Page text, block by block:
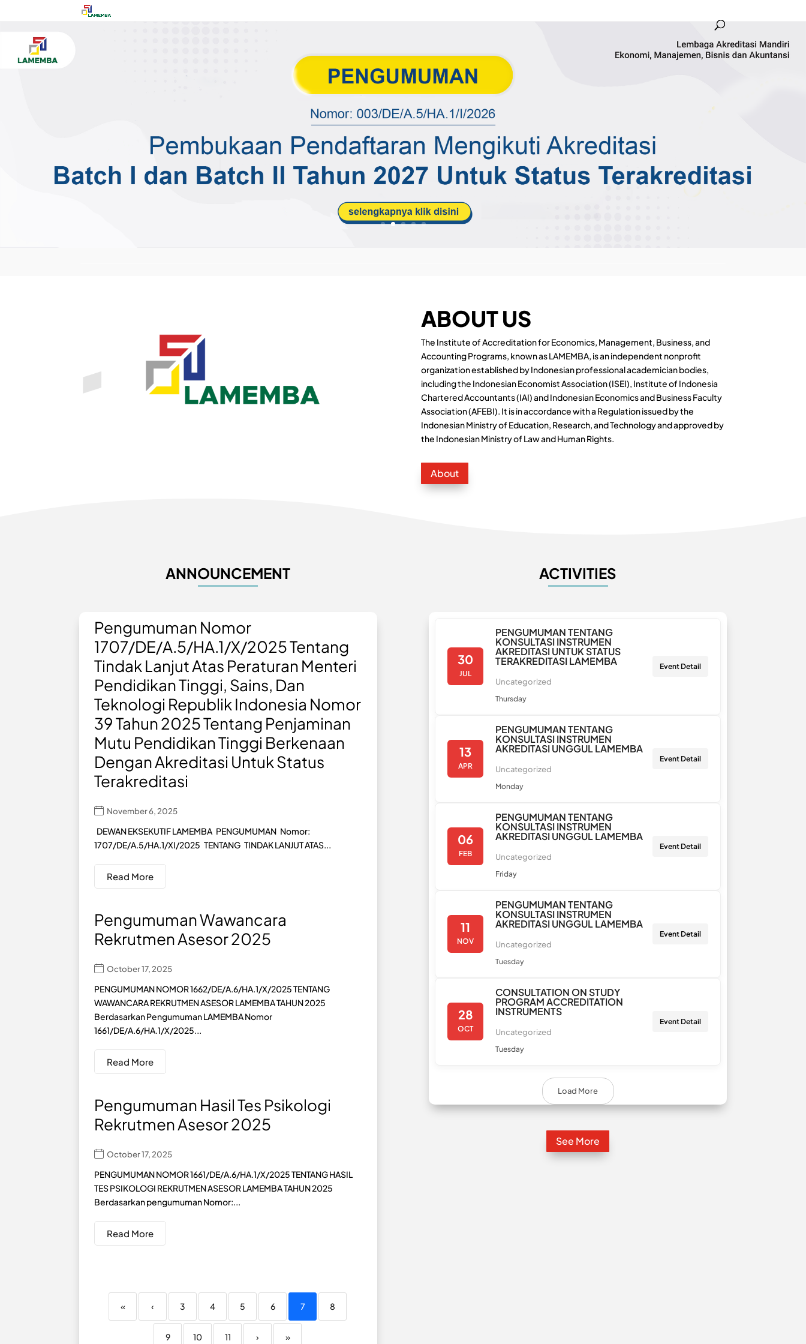
ABOUT US
The Institute of Accreditation for Economics, Management, Business, and
Accounting Programs, known as LAMEMBA, is an independent nonprofit
organization established by Indonesian professional academician bodies,
including the Indonesian Economist Association (ISEI), Institute of Indonesia
Chartered Accountants (IAI) and Indonesian Economics and Business Faculty
Association (AFEBI). It is in accordance with a Regulation issued by the
Indonesian Ministry of Education, Research, and Technology and approved by
the Indonesian Ministry of Law and Human Rights.
About
ANNOUNCEMENT
Pengumuman Nomor
1707/DE/A.5/HA.1/X/2025 Tentang
Tindak Lanjut Atas Peraturan Menteri
Pendidikan Tinggi, Sains, Dan
Teknologi Republik Indonesia Nomor
39 Tahun 2025 Tentang Penjaminan
Mutu Pendidikan Tinggi Berkenaan
Dengan Akreditasi Untuk Status
Terakreditasi
November 6, 2025
DEWAN EKSEKUTIF LAMEMBA PENGUMUMAN Nomor:
1707/DE/A.5/HA.1/XI/2025 TENTANG TINDAK LANJUT ATAS...
Read More
Pengumuman Wawancara
Rekrutmen Asesor 2025
October 17, 2025
PENGUMUMAN NOMOR 1662/DE/A.6/HA.1/X/2025 TENTANG
WAWANCARA REKRUTMEN ASESOR LAMEMBA TAHUN 2025
Berdasarkan Pengumuman LAMEMBA Nomor
1661/DE/A.6/HA.1/X/2025...
Read More
Pengumuman Hasil Tes Psikologi
Rekrutmen Asesor 2025
October 17, 2025
PENGUMUMAN NOMOR 1661/DE/A.6/HA.1/X/2025 TENTANG HASIL
TES PSIKOLOGI REKRUTMEN ASESOR LAMEMBA TAHUN 2025
Berdasarkan pengumuman Nomor:...
Read More
« ‹ 3 4 5 6 7 8
9 10 11 › »
ACTIVITIES
30
JUL
PENGUMUMAN TENTANG
KONSULTASI INSTRUMEN
AKREDITASI UNTUK STATUS
TERAKREDITASI LAMEMBA
Uncategorized
Thursday
Event Detail
13
APR
PENGUMUMAN TENTANG
KONSULTASI INSTRUMEN
AKREDITASI UNGGUL LAMEMBA
Uncategorized
Monday
Event Detail
06
FEB
PENGUMUMAN TENTANG
KONSULTASI INSTRUMEN
AKREDITASI UNGGUL LAMEMBA
Uncategorized
Friday
Event Detail
11
NOV
PENGUMUMAN TENTANG
KONSULTASI INSTRUMEN
AKREDITASI UNGGUL LAMEMBA
Uncategorized
Tuesday
Event Detail
28
OCT
CONSULTATION ON STUDY
PROGRAM ACCREDITATION
INSTRUMENTS
Uncategorized
Tuesday
Event Detail
Load More
See More